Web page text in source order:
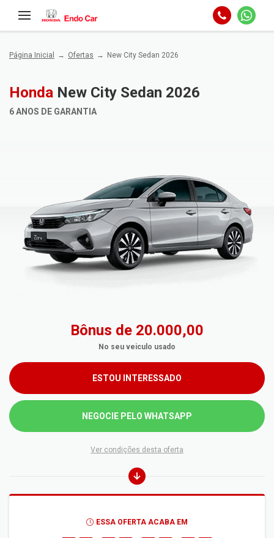
Página Inicial Ofertas New City Sedan 2026
Honda New City Sedan 2026
6 ANOS DE GARANTIA
Bônus de 20.000,00
No seu veiculo usado
ESTOU INTERESSADO
NEGOCIE PELO WHATSAPP
Ver condições desta oferta
ESSA OFERTA ACABA EM